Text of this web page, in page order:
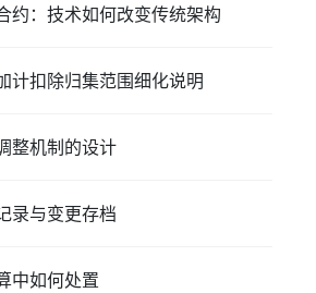
约：技术如何改变传统架构
计扣除归集范围细化说明
整机制的设计
录与变更存档
中如何处置